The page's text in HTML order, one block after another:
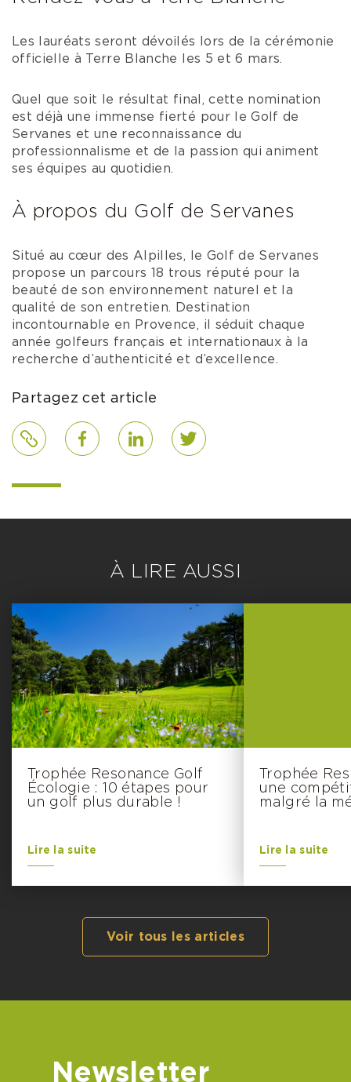
Les lauréats seront dévoilés lors de la cérémonie
officielle à Terre Blanche les 5 et 6 mars.
Quel que soit le résultat final, cette nomination
est déjà une immense fierté pour le Golf de
Servanes et une reconnaissance du
professionnalisme et de la passion qui animent
ses équipes au quotidien.
À propos du Golf de Servanes
Situé au cœur des Alpilles, le Golf de Servanes
propose un parcours 18 trous réputé pour la
beauté de son environnement naturel et la
qualité de son entretien. Destination
incontournable en Provence, il séduit chaque
année golfeurs français et internationaux à la
recherche d’authenticité et d’excellence.
Partagez cet article
Lien FacebookLinkedIn Twitter
À LIRE AUSSI
Trophée Resonance Golf
Écologie : 10 étapes pour
un golf plus durable !
Lire la suite
Trophée
une
malgré la
Lire la suite
Voir tous les articles
Newsletter